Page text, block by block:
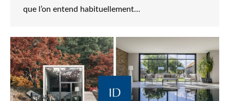
que l’on entend habituellement…